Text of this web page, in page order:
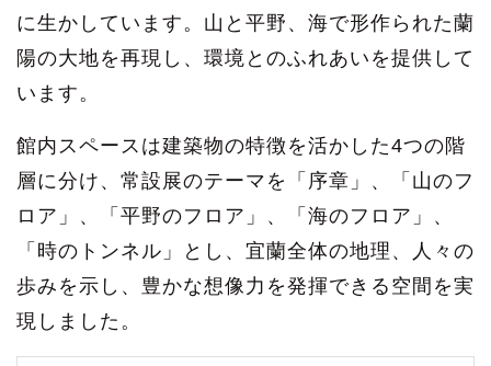
に生かしています。山と平野、海で形作られた蘭
陽の大地を再現し、環境とのふれあいを提供して
います。
館内スペースは建築物の特徴を活かした4つの階
層に分け、常設展のテーマを「序章」、「山のフ
ロア」、「平野のフロア」、「海のフロア」、
「時のトンネル」とし、宜蘭全体の地理、人々の
歩みを示し、豊かな想像力を発揮できる空間を実
現しました。